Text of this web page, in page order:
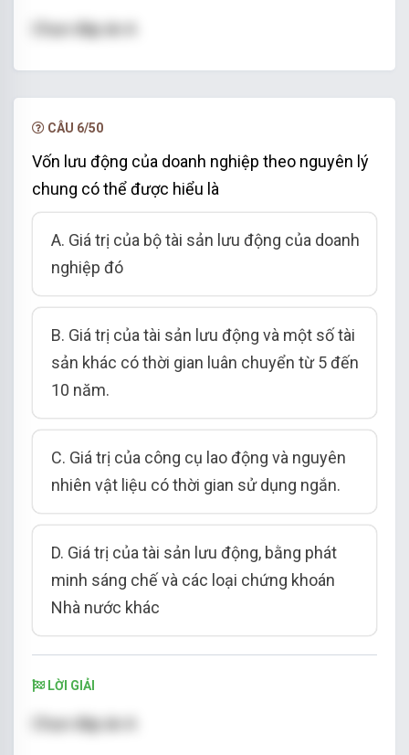
Chọn đáp án A
CÂU 6/50
Vốn lưu động của doanh nghiệp theo nguyên lý
chung có thể được hiểu là
A. Giá trị của bộ tài sản lưu động của doanh
nghiệp đó
B. Giá trị của tài sản lưu động và một số tài
sản khác có thời gian luân chuyển từ 5 đến
10 năm.
C. Giá trị của công cụ lao động và nguyên
nhiên vật liệu có thời gian sử dụng ngắn.
D. Giá trị của tài sản lưu động, bằng phát
minh sáng chế và các loại chứng khoán
Nhà nước khác
LỜI GIẢI
Chọn đáp án A